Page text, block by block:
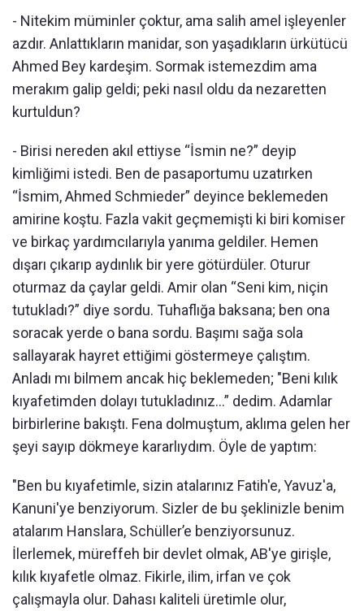
- Nitekim müminler çoktur, ama salih amel işleyenler
azdır. Anlattıkların manidar, son yaşadıkların ürkütücü
Ahmed Bey kardeşim. Sormak istemezdim ama
merakım galip geldi; peki nasıl oldu da nezaretten
kurtuldun?
- Birisi nereden akıl ettiyse “İsmin ne?” deyip
kimliğimi istedi. Ben de pasaportumu uzatırken
“İsmim, Ahmed Schmieder” deyince beklemeden
amirine koştu. Fazla vakit geçmemişti ki biri komiser
ve birkaç yardımcılarıyla yanıma geldiler. Hemen
dışarı çıkarıp aydınlık bir yere götürdüler. Oturur
oturmaz da çaylar geldi. Amir olan “Seni kim, niçin
tutukladı?” diye sordu. Tuhaflığa baksana; ben ona
soracak yerde o bana sordu. Başımı sağa sola
sallayarak hayret ettiğimi göstermeye çalıştım.
Anladı mı bilmem ancak hiç beklemeden; "Beni kılık
kıyafetimden dolayı tutukladınız…” dedim. Adamlar
birbirlerine bakıştı. Fena dolmuştum, aklıma gelen her
şeyi sayıp dökmeye kararlıydım. Öyle de yaptım:
"Ben bu kıyafetimle, sizin atalarınız Fatih'e, Yavuz'a,
Kanuni'ye benziyorum. Sizler de bu şeklinizle benim
atalarım Hanslara, Schüller’e benziyorsunuz.
İlerlemek, müreffeh bir devlet olmak, AB'ye girişle,
kılık kıyafetle olmaz. Fikirle, ilim, irfan ve çok
çalışmayla olur. Dahası kaliteli üretimle olur,